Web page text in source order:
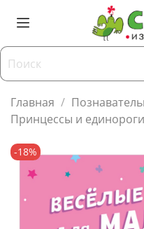
Главная
Принцессы и единороги
-18%